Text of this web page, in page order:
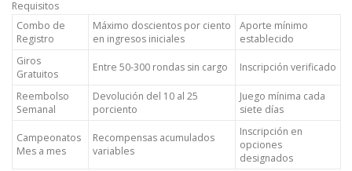
Requisitos
Combo de
Registro
Máximo doscientos por ciento
en ingresos iniciales
Aporte mínimo
establecido
Giros
Gratuitos
Entre 50-300 rondas sin cargo Inscripción verificado
Reembolso
Semanal
Devolución del 10 al 25
porciento
Juego mínima cada
siete días
Campeonatos
Mes a mes
Recompensas acumulados
variables
Inscripción en
opciones
designados